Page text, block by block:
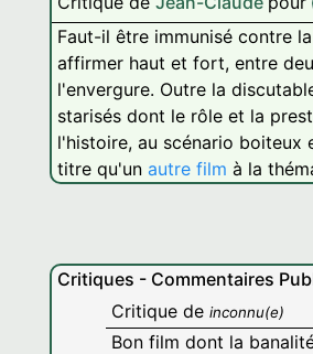
Faut-il être immunisé contre
affirmer haut et fort, entre
l'envergure. Outre la
starisés dont le rôle et la
l'histoire, au scénario boiteux
titre qu'un autre film à la
Critiques - Commentaires
Critique de inconnu(e)
Bon film dont la